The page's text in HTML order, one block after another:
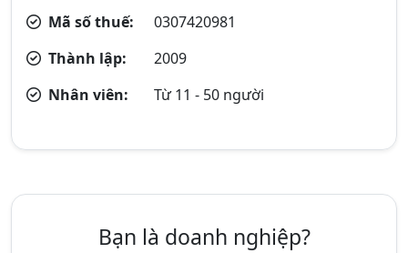
Mã số thuế:
0307420981
Thành lập:
2009
Nhân viên:
Từ 11 - 50 người
Bạn là doanh nghiệp?